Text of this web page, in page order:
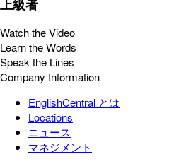
上級者
Watch the Video
Learn the Words
Speak the Lines
Company Information
EnglishCentral とは
Locations
ニュース
マネジメント